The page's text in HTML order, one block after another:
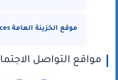
موقع الخزينة العامة eservices
مواقع التواصل